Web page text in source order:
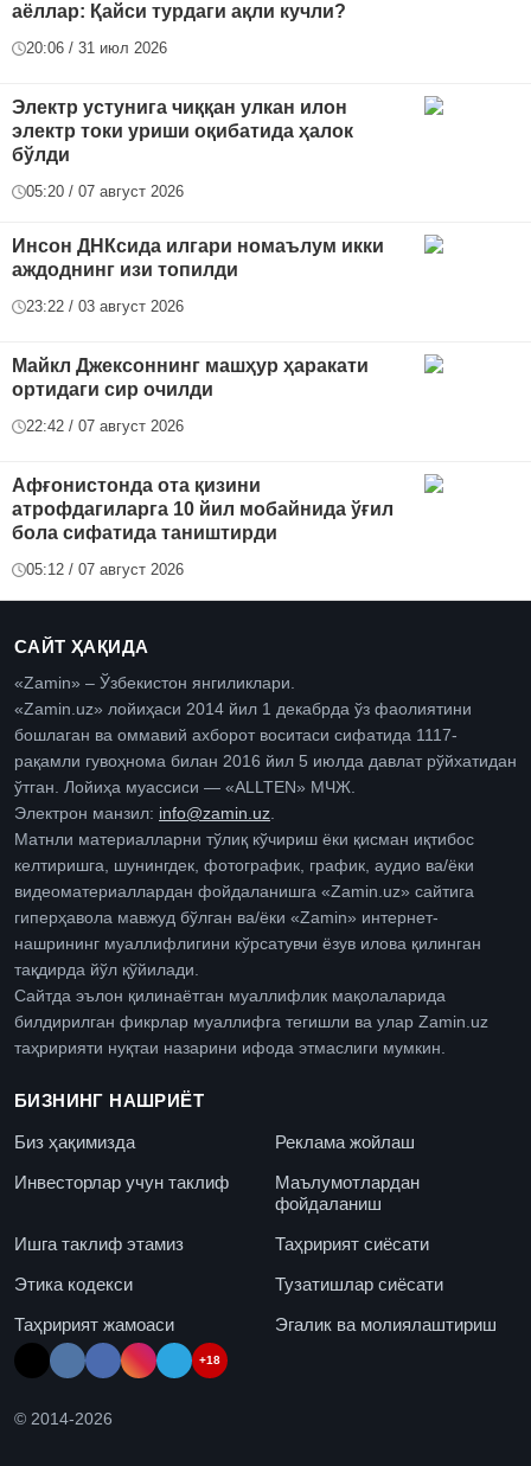
аёллар: Қайси турдаги ақли кучли?
20:06 / 31 июл 2026
Электр устунига чиққан улкан илон
электр токи уриши оқибатида ҳалок
бўлди
05:20 / 07 август 2026
Инсон ДНКсида илгари номаълум икки
аждоднинг изи топилди
23:22 / 03 август 2026
Майкл Джексоннинг машҳур ҳаракати
ортидаги сир очилди
22:42 / 07 август 2026
Афғонистонда ота қизини
атрофдагиларга 10 йил мобайнида ўғил
бола сифатида таништирди
05:12 / 07 август 2026
САЙТ ҲАҚИДА
«Zamin» – Ўзбекистон янгиликлари.
«Zamin.uz» лойиҳаси 2014 йил 1 декабрда ўз фаолиятини
бошлаган ва оммавий ахборот воситаси сифатида 1117-
рақамли гувоҳнома билан 2016 йил 5 июлда давлат рўйхатидан
ўтган. Лойиҳа муассиси — «ALLTEN» МЧЖ.
Электрон манзил: info@zamin.uz.
Матнли материалларни тўлиқ кўчириш ёки қисман иқтибос
келтиришга, шунингдек, фотографик, график, аудио ва/ёки
видеоматериаллардан фойдаланишга «Zamin.uz» сайтига
гиперҳавола мавжуд бўлган ва/ёки «Zamin» интернет-
нашрининг муаллифлигини кўрсатувчи ёзув илова қилинган
тақдирда йўл қўйилади.
Сайтда эълон қилинаётган муаллифлик мақолаларида
билдирилган фикрлар муаллифга тегишли ва улар Zamin.uz
таҳририяти нуқтаи назарини ифода этмаслиги мумкин.
БИЗНИНГ НАШРИЁТ
Биз ҳақимизда
Реклама жойлаш
Инвесторлар учун таклиф
Маълумотлардан
фойдаланиш
Ишга таклиф этамиз
Таҳририят сиёсати
Этика кодекси
Тузатишлар сиёсати
Таҳририят жамоаси
Эгалик ва молиялаштириш
+18
© 2014-2026